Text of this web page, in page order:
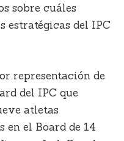
sobre cuáles
estratégicas del IPC
representación de
del IPC que
atletas
en el Board de 14